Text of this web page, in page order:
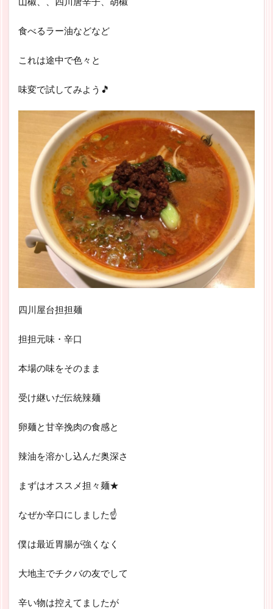
食べるラー油などなど
これは途中で色々と
味変で試してみよう🎵
四川屋台担担麺
担担元味・辛口
本場の味をそのまま
受け継いだ伝統辣麺
卵麺と甘辛挽肉の食感と
辣油を溶かし込んだ奥深さ
まずはオススメ担々麺★
なぜか辛口にしました☝
僕は最近胃腸が強くなく
大地主でチクバの友でして
辛い物は控えてましたが